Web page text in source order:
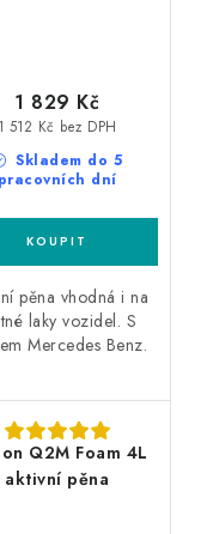
Skladem do 5
pracovních dní
1 512 Kč bez DPH
1 829 Kč
pěna vhodná i na
laky vozidel. S
Mercedes Benz.
Q2M Foam 4L
aktivní pěna